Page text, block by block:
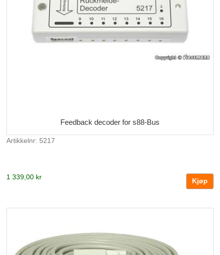
Feedback decoder for s88-Bus
Artikkelnr: 5217
1 339,00 kr